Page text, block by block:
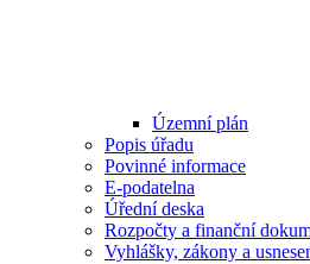
Územní plán
Popis úřadu
Povinné informace
E-podatelna
Úřední deska
Rozpočty a finanční
Vyhlášky, zákony a